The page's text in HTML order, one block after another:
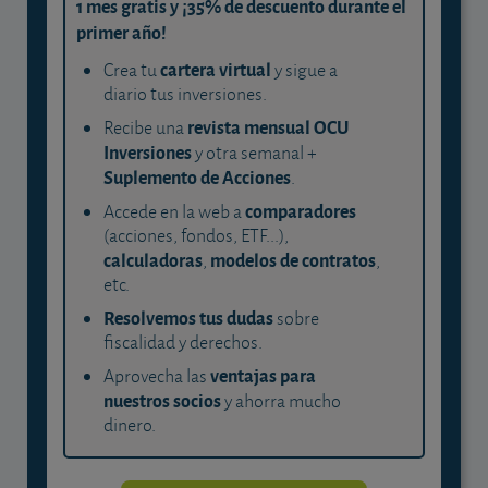
1 mes gratis y ¡35% de descuento durante el
primer año!
Crea tucartera virtualy sigue a
diario tus inversiones.
Recibe unarevista mensual OCU
Inversionesy otra semanal +
Suplemento de Acciones.
Accede en la web acomparadores
(acciones, fondos, ETF...),
calculadoras, modelos de contratos,
etc.
Resolvemos tus dudassobre
fiscalidad y derechos.
Aprovecha lasventajas para
nuestros sociosy ahorra mucho
dinero.